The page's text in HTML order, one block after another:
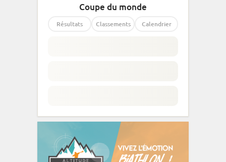
Coupe du monde
Résultats Classements Calendrier